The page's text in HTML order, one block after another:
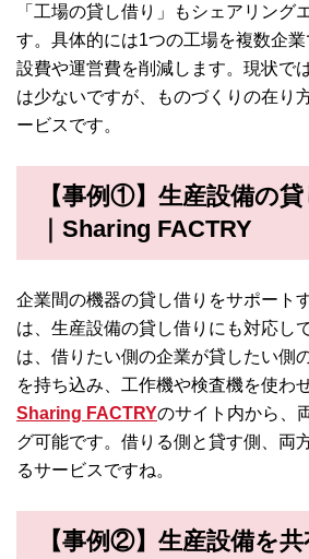
「工場の貸し借り」もシェアリング
す。具体的には1つの工場を複数企
設費や運営費を削減します。現状で
は少ないですが、ものづくりの在り
ービスです。
【事例①】生産設備の
｜Sharing FACTRY
企業間の機器の貸し借りをサポート
は、生産設備の貸し借りにも対応し
は、借りたい側の企業が貸したい側
を持ち込み、工作機や検査機を使わ
Sharing FACTRYのサイト内から、
グ可能です。借りる側と貸す側、両
るサービスですね。
【事例②】生産設備を